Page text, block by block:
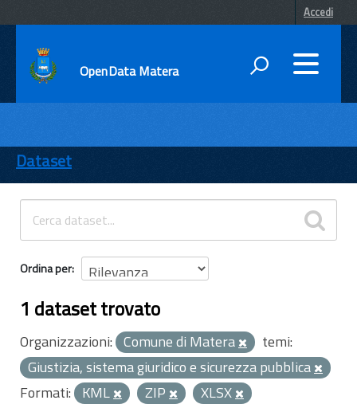
Accedi
OpenData Matera
ENTI
TEMI
INFORMAZIONI
Dataset
Ordina per
1 dataset trovato
Organizzazioni: Comune di Matera
temi:
Giustizia, sistema giuridico e sicurezza pubblica
Formati: KML ZIP
XLSX